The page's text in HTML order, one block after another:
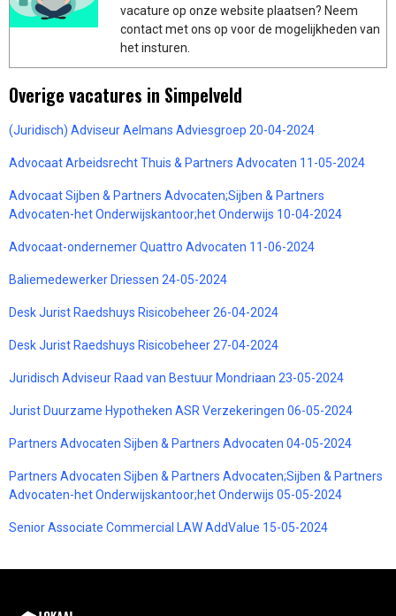
vacature op onze website plaatsen? Neem
contact met ons op voor de mogelijkheden van
het insturen.
Overige vacatures in Simpelveld
(Juridisch) Adviseur Aelmans Adviesgroep 20-04-2024
Advocaat Arbeidsrecht Thuis & Partners Advocaten 11-05-2024
Advocaat Sijben & Partners Advocaten;Sijben & Partners
Advocaten-het Onderwijskantoor;het Onderwijs 10-04-2024
Advocaat-ondernemer Quattro Advocaten 11-06-2024
Baliemedewerker Driessen 24-05-2024
Desk Jurist Raedshuys Risicobeheer 26-04-2024
Desk Jurist Raedshuys Risicobeheer 27-04-2024
Juridisch Adviseur Raad van Bestuur Mondriaan 23-05-2024
Jurist Duurzame Hypotheken ASR Verzekeringen 06-05-2024
Partners Advocaten Sijben & Partners Advocaten 04-05-2024
Partners Advocaten Sijben & Partners Advocaten;Sijben & Partners
Advocaten-het Onderwijskantoor;het Onderwijs 05-05-2024
Senior Associate Commercial LAW AddValue 15-05-2024